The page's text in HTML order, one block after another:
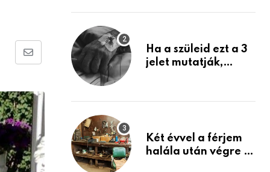
Share
Email
mint azt el tudnád
Ha a szüleid ezt a 3
jelet mutatják,
Készülj fel arra, ami
Két évvel a férjem
halála után végre át